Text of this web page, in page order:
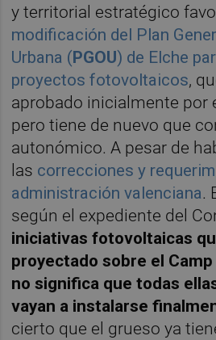
y territorial estratégico
modificación del Plan
Urbana (PGOU) de Elche
proyectos fotovoltaicos,
aprobado inicialmente por
pero tiene de nuevo que
autonómico. A pesar de
las correcciones y
administración valenciana.
según el expediente del
iniciativas fotovoltaicas
proyectado sobre el Camp
no significa que todas
vayan a instalarse
cierto que el grueso ya